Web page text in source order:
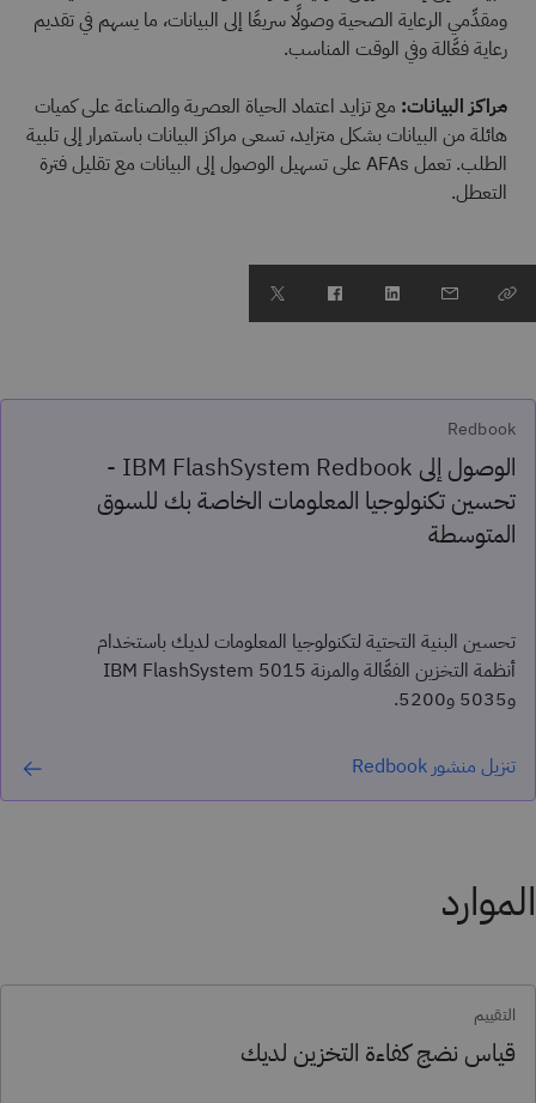
ومقدِّمي الرعاية الصحية وصولًا سريعًا إلى البيانات، ما يسهم في تقديم
رعاية فعَّالة وفي الوقت المناسب.
مراكز البيانات: مع تزايد اعتماد الحياة العصرية والصناعة على كميات
هائلة من البيانات بشكل متزايد، تسعى مراكز البيانات باستمرار إلى تلبية
الطلب. تعمل AFAs على تسهيل الوصول إلى البيانات مع تقليل فترة
التعطل.
Redbook
الوصول إلى IBM FlashSystem Redbook -
تحسين تكنولوجيا المعلومات الخاصة بك للسوق
المتوسطة
تحسين البنية التحتية لتكنولوجيا المعلومات لديك باستخدام
أنظمة التخزين الفعَّالة والمرنة IBM FlashSystem 5015
و5035 و5200.
تنزيل منشور Redbook
الموارد
التقييم
قياس نضج كفاءة التخزين لديك